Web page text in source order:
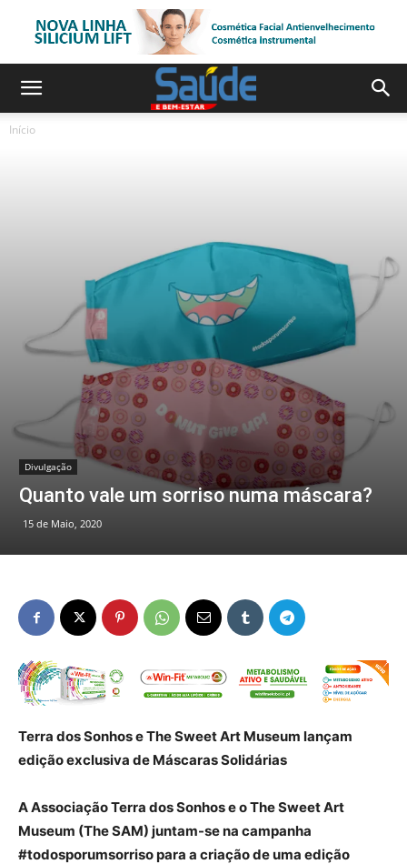
Início
Divulgação
Quanto vale um sorriso numa máscara?
15 de Maio, 2020
Terra dos Sonhos e The Sweet Art Museum lançam
edição exclusiva de Máscaras Solidárias
A Associação Terra dos Sonhos e o The Sweet Art
Museum (The SAM) juntam-se na campanha
#todosporumsorriso para a criação de uma edição